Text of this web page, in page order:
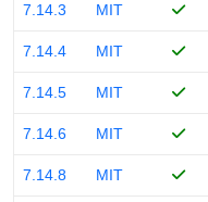
7.14.3 MIT
7.14.4 MIT
7.14.5 MIT
7.14.6 MIT
7.14.8 MIT